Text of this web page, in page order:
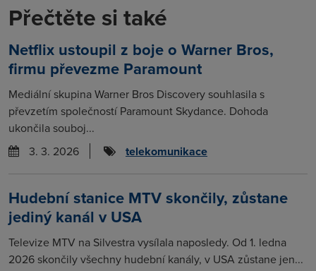
Přečtěte si také
Netflix ustoupil z boje o Warner Bros,
firmu převezme Paramount
Mediální skupina Warner Bros Discovery souhlasila s
převzetím společností Paramount Skydance. Dohoda
ukončila souboj...
3. 3. 2026
telekomunikace
Hudební stanice MTV skončily, zůstane
jediný kanál v USA
Televize MTV na Silvestra vysílala naposledy. Od 1. ledna
2026 skončily všechny hudební kanály, v USA zůstane jen...